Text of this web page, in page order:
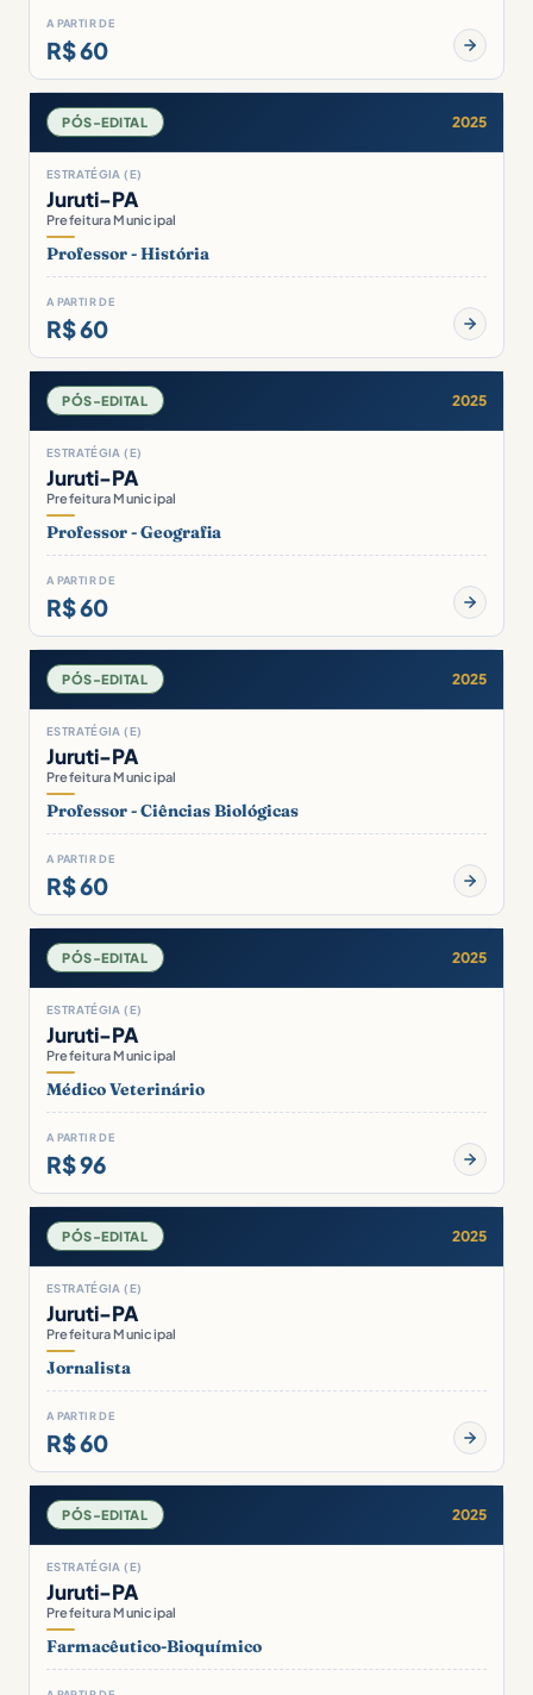
A PARTIR DE
R$ 60
PÓS-EDITAL 2025
ESTRATÉGIA (E)
Juruti-PA
Prefeitura Municipal
Professor - História
A PARTIR DE
R$ 60
PÓS-EDITAL 2025
ESTRATÉGIA (E)
Juruti-PA
Prefeitura Municipal
Professor - Geografia
A PARTIR DE
R$ 60
PÓS-EDITAL 2025
ESTRATÉGIA (E)
Juruti-PA
Prefeitura Municipal
Professor - Ciências Biológicas
A PARTIR DE
R$ 60
PÓS-EDITAL 2025
ESTRATÉGIA (E)
Juruti-PA
Prefeitura Municipal
Médico Veterinário
A PARTIR DE
R$ 96
PÓS-EDITAL 2025
ESTRATÉGIA (E)
Juruti-PA
Prefeitura Municipal
Jornalista
A PARTIR DE
R$ 60
PÓS-EDITAL 2025
ESTRATÉGIA (E)
Juruti-PA
Prefeitura Municipal
Farmacêutico-Bioquímico